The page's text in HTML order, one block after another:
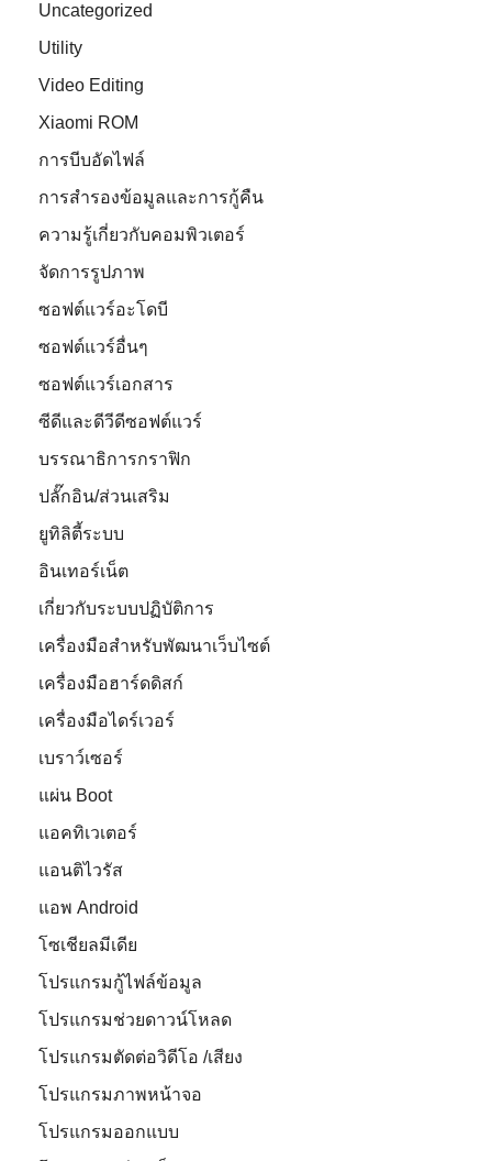
Uncategorized
Utility
Video Editing
Xiaomi ROM
การบีบอัดไฟล์
การสำรองข้อมูลและการกู้คืน
ความรู้เกี่ยวกับคอมพิวเตอร์
จัดการรูปภาพ
ซอฟต์แวร์อะโดบี
ซอฟต์แวร์อื่นๆ
ซอฟต์แวร์เอกสาร
ซีดีและดีวีดีซอฟต์แวร์
บรรณาธิการกราฟิก
ปลั๊กอิน/ส่วนเสริม
ยูทิลิตี้ระบบ
อินเทอร์เน็ต
เกี่ยวกับระบบปฏิบัติการ
เครื่องมือสำหรับพัฒนาเว็บไซต์
เครื่องมือฮาร์ดดิสก์
เครื่องมือไดร์เวอร์
เบราว์เซอร์
แผ่น Boot
แอคทิเวเตอร์
แอนติไวรัส
แอพ Android
โซเชียลมีเดีย
โปรแกรมกู้ไฟล์ข้อมูล
โปรแกรมช่วยดาวน์โหลด
โปรแกรมตัดต่อวิดีโอ /เสียง
โปรแกรมภาพหน้าจอ
โปรแกรมออกแบบ